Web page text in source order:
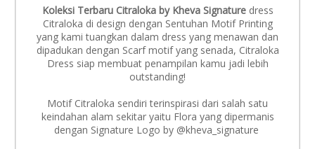
Koleksi Terbaru Citraloka by Kheva Signature dress
Citraloka di design dengan Sentuhan Motif Printing
yang kami tuangkan dalam dress yang menawan dan
dipadukan dengan Scarf motif yang senada, Citraloka
Dress siap membuat penampilan kamu jadi lebih
outstanding!
Motif Citraloka sendiri terinspirasi dari salah satu
keindahan alam sekitar yaitu Flora yang dipermanis
dengan Signature Logo by @kheva_signature